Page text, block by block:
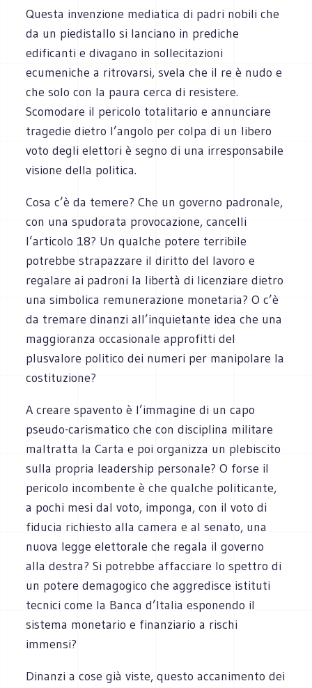
Questa invenzione mediatica di padri nobili che
da un piedistallo si lanciano in prediche
edificanti e divagano in sollecitazioni
ecumeniche a ritrovarsi, svela che il re è nudo e
che solo con la paura cerca di resistere.
Scomodare il pericolo totalitario e annunciare
tragedie dietro l’angolo per colpa di un libero
voto degli elettori è segno di una irresponsabile
visione della politica.
Cosa c’è da temere? Che un governo padronale,
con una spudorata provocazione, cancelli
l’articolo 18? Un qualche potere terribile
potrebbe strapazzare il diritto del lavoro e
regalare ai padroni la libertà di licenziare dietro
una simbolica remunerazione monetaria? O c’è
da tremare dinanzi all’inquietante idea che una
maggioranza occasionale approfitti del
plusvalore politico dei numeri per manipolare la
costituzione?
A creare spavento è l’immagine di un capo
pseudo-carismatico che con disciplina militare
maltratta la Carta e poi organizza un plebiscito
sulla propria leadership personale? O forse il
pericolo incombente è che qualche politicante,
a pochi mesi dal voto, imponga, con il voto di
fiducia richiesto alla camera e al senato, una
nuova legge elettorale che regala il governo
alla destra? Si potrebbe affacciare lo spettro di
un potere demagogico che aggredisce istituti
tecnici come la Banca d’Italia esponendo il
sistema monetario e finanziario a rischi
immensi?
Dinanzi a cose già viste, questo accanimento dei